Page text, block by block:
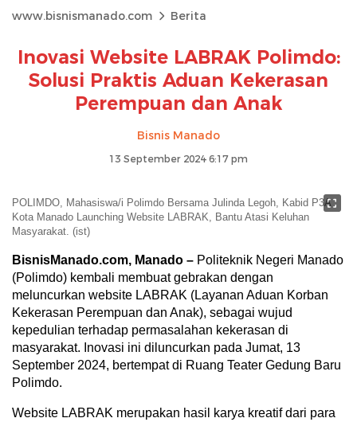
www.bisnismanado.com Berita
Inovasi Website LABRAK Polimdo:
Solusi Praktis Aduan Kekerasan
Perempuan dan Anak
Bisnis Manado
13 September 2024 6:17 pm
POLIMDO, Mahasiswa/i Polimdo Bersama Julinda Legoh, Kabid P3A
Kota Manado Launching Website LABRAK, Bantu Atasi Keluhan
Masyarakat. (ist)
BisnisManado.com, Manado – Politeknik Negeri Manado
(Polimdo) kembali membuat gebrakan dengan
meluncurkan website LABRAK (Layanan Aduan Korban
Kekerasan Perempuan dan Anak), sebagai wujud
kepedulian terhadap permasalahan kekerasan di
masyarakat. Inovasi ini diluncurkan pada Jumat, 13
September 2024, bertempat di Ruang Teater Gedung Baru
Polimdo.
Website LABRAK merupakan hasil karya kreatif dari para